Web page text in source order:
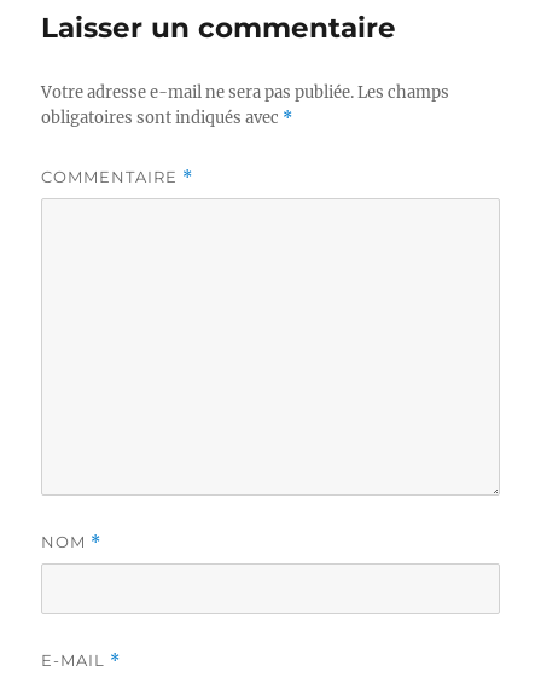
Laisser un commentaire
Votre adresse e-mail ne sera pas publiée. Les champs
obligatoires sont indiqués avec *
COMMENTAIRE *
NOM *
E-MAIL *